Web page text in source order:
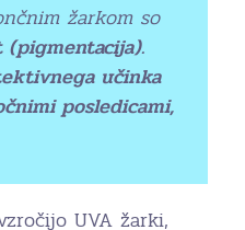
žarkom so
(pigmentacija).
učinka
posledicami,
UVA žarki,